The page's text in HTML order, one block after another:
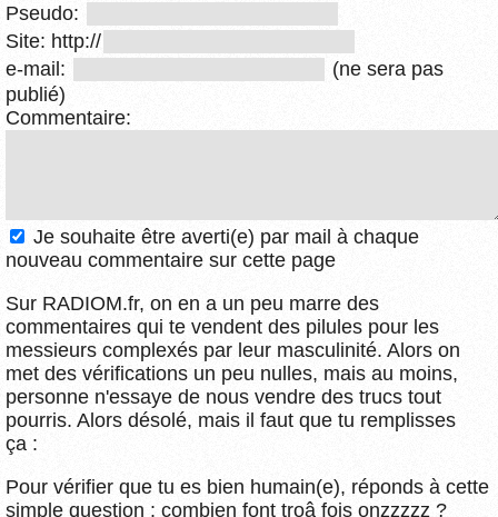
Pseudo:
Site: http://
e-mail:
(ne sera pas
publié)
Commentaire:
Je souhaite être averti(e) par mail à chaque
nouveau commentaire sur cette page
Sur RADIOM.fr, on en a un peu marre des
commentaires qui te vendent des pilules pour les
messieurs complexés par leur masculinité. Alors on
met des vérifications un peu nulles, mais au moins,
personne n'essaye de nous vendre des trucs tout
pourris. Alors désolé, mais il faut que tu remplisses
ça :
Pour vérifier que tu es bien humain(e), réponds à cette
simple question : combien font troâ fois onzzzzz ?